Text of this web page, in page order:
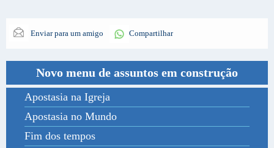
Enviar para um amigo Compartilhar
Novo menu de assuntos em construção
Apostasia na Igreja
Apostasia no Mundo
Fim dos tempos